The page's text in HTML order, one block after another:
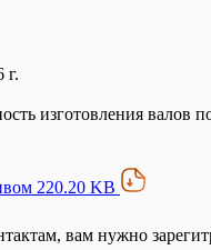
г.
изготовления валов
220.20 KB
вам нужно